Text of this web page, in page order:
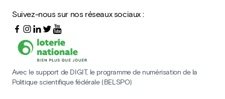
Suivez-nous sur nos réseaux sociaux :
Avec le support de DIGIT, le programme de numérisation de la
Politique scientifique fédérale (BELSPO)